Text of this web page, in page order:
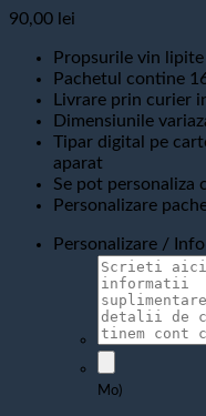
90,00 lei
Propsurile vin
Pachetul contine
Livrare prin curier
Dimensiunile
Tipar digital pe
aparat
Se pot personaliza
Personalizare
Personalizare /
Mo)